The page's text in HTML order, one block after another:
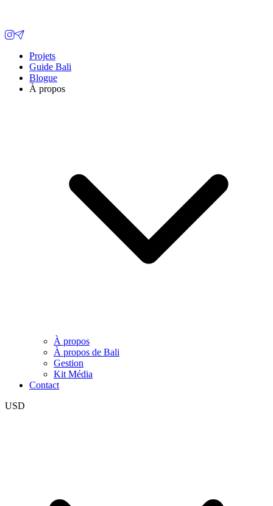
Projets
Guide Bali
Blogue
À propos
À propos
À propos de Bali
Gestion
Kit Média
Contact
USD